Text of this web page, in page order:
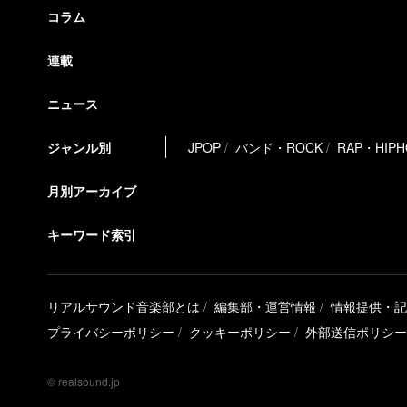
コラム
連載
ニュース
ジャンル別 JPOP バンド・ROCK RAP・
月別アーカイブ
キーワード索引
リアルサウンド音楽部とは 編集部・運営情報 情報提供・
プライバシーポリシー
クッキーポリシー 外部送信ポリシー
© realsound.jp